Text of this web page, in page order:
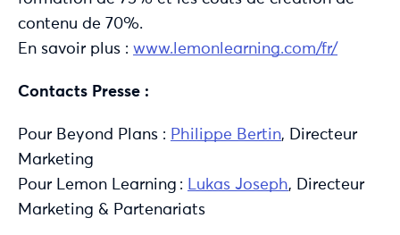
contenu de 70%.
En savoir plus : www.lemonlearning.com/fr/
Contacts Presse :
Pour Beyond Plans : Philippe Bertin, Directeur
Marketing
Pour Lemon Learning : Lukas Joseph, Directeur
Marketing & Partenariats